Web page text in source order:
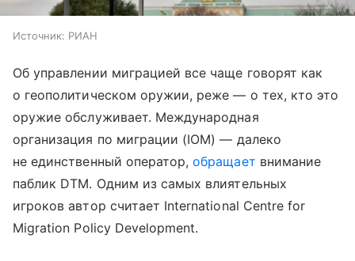
Источник: РИАН
Об управлении миграцией все чаще говорят как
о геополитическом оружии, реже — о тех, кто это
оружие обслуживает. Международная
организация по миграции (IOM) — далеко
не единственный оператор,обращает внимание
паблик DTM. Одним из самых влиятельных
игроков автор считает International Centre for
Migration Policy Development.